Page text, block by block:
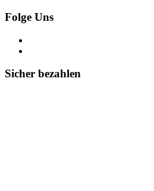
Folge Uns
Sicher bezahlen